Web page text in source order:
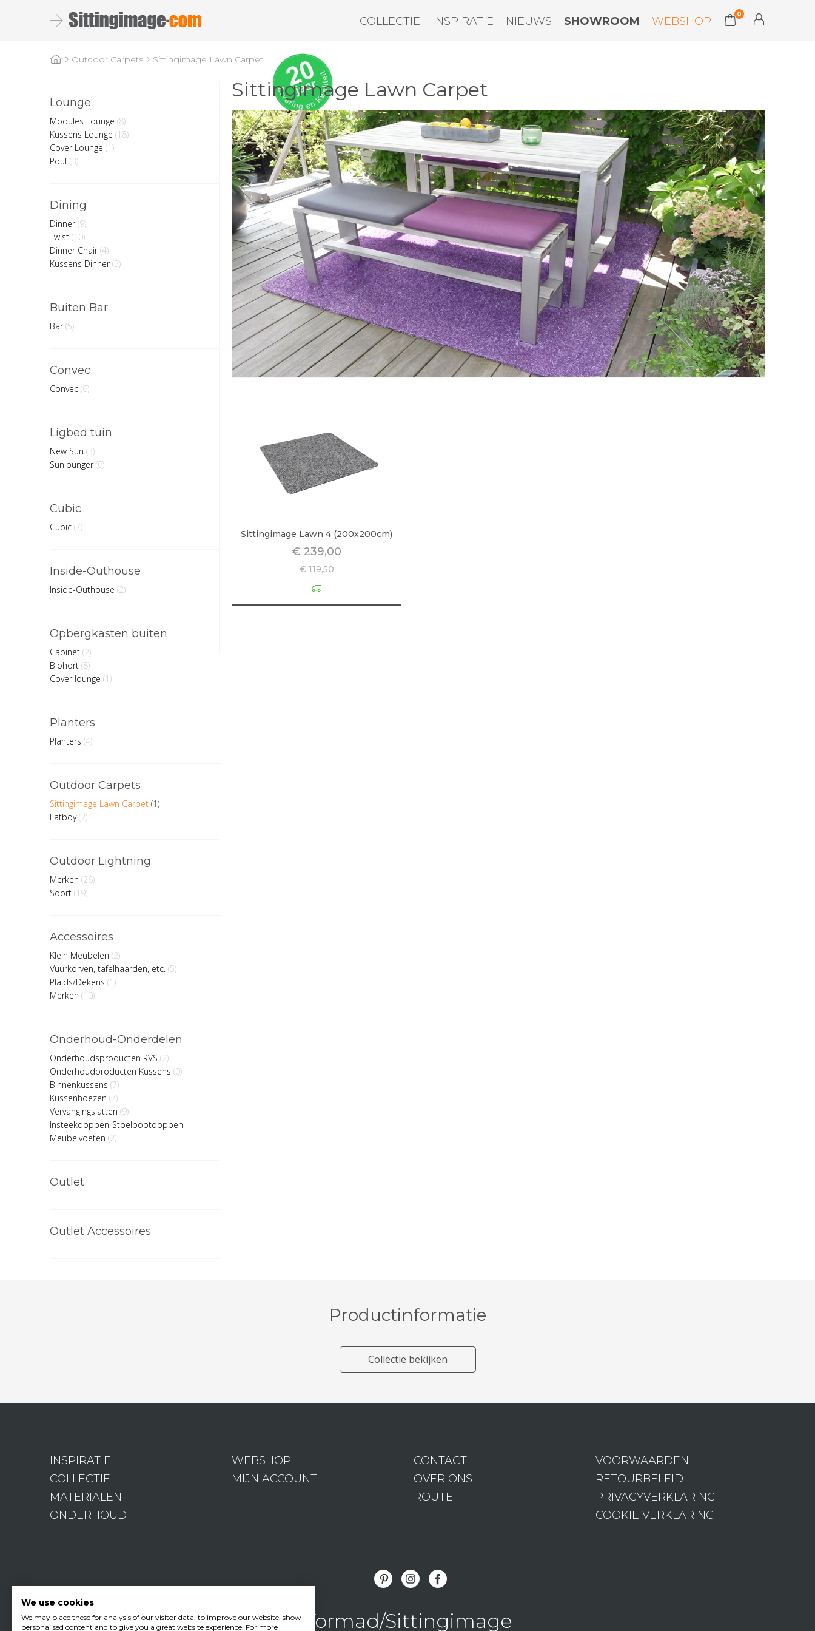
COLLECTIE INSPIRATIE NIEUWS SHOWROOM WEBSHOP
0
Outdoor Carpets Sittingimage Lawn Carpet
Lounge
Modules Lounge (8)
Kussens Lounge (18)
Cover Lounge (1)
Pouf (3)
Dining
Dinner (9)
Twist (10)
Dinner Chair (4)
Kussens Dinner (5)
Buiten Bar
Bar (5)
Convec
Convec (6)
Ligbed tuin
New Sun (3)
Sunlounger (0)
Cubic
Cubic (7)
Inside-Outhouse
Inside-Outhouse (2)
Opbergkasten buiten
Cabinet (2)
Biohort (8)
Cover lounge (1)
Planters
Planters (4)
Outdoor Carpets
Sittingimage Lawn Carpet (1)
Fatboy (2)
Outdoor Lightning
Merken (26)
Soort (19)
Accessoires
Klein Meubelen (2)
Vuurkorven, tafelhaarden, etc. (5)
Plaids/Dekens (1)
Merken (10)
Onderhoud-Onderdelen
Onderhoudsproducten RVS (2)
Onderhoudproducten Kussens (0)
Binnenkussens (7)
Kussenhoezen (7)
Vervangingslatten (9)
Insteekdoppen-Stoelpootdoppen-
Meubelvoeten (2)
Outlet
Outlet Accessoires
Sittingimage Lawn Carpet
Sittingimage Lawn 4 (200x200cm)
€ 239,00
€ 119,50
Productinformatie
Collectie bekijken
INSPIRATIE
COLLECTIE
MATERIALEN
ONDERHOUD
WEBSHOP
MIJN ACCOUNT
CONTACT
OVER ONS
ROUTE
VOORWAARDEN
RETOURBELEID
PRIVACYVERKLARING
COOKIE VERKLARING
Vormad/Sittingimage
We use cookies
We may place these for analysis of our visitor data, to improve our website, show
personalised content and to give you a great website experience. For more